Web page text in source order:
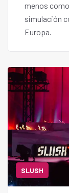
menos
simulación
Europa.
SLUSH